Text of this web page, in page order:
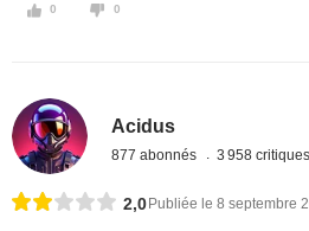
0 0
Acidus
877 abonnés 3 958 critiques
2,0 Publiée le 8 septembre